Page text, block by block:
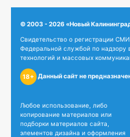
© 2003 - 2026 «Новый
Свидетельство о регистрации
Федеральной службой по
технологий и массовых
18+ Данный сайт не
Любое использование, либо
копирование материалов или
подборки материалов сайта,
элементов дизайна и оформления